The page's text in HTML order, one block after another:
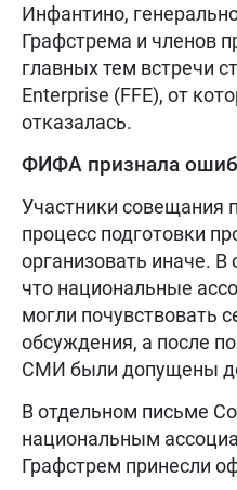
Инфантино,
Графстрема и членов
главных тем встречи
Enterprise (FFE), от
отказалась.
ФИФА признала
Участники совещания
процесс подготовки
организовать иначе. В
что национальные
могли почувствовать
обсуждения, а после
СМИ были допущены
В отдельном письме
национальным
Графстрем принесли